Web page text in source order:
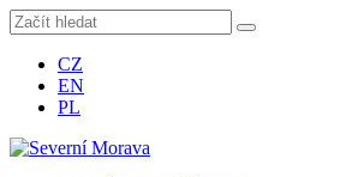
CZ
EN
PL